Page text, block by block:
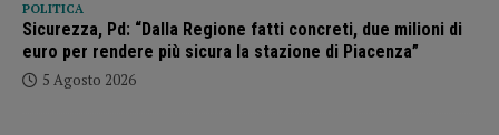
POLITICA
Sicurezza, Pd: “Dalla Regione fatti concreti, due milioni di
euro per rendere più sicura la stazione di Piacenza”
5 Agosto 2026